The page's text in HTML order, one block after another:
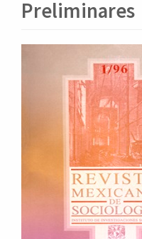
C
n
Preliminares
lateral
artículo